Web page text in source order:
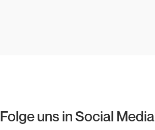
Folge uns in Social Media